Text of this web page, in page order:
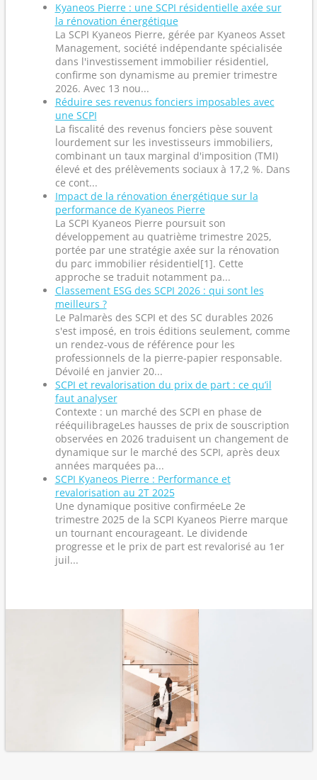
Kyaneos Pierre : une SCPI résidentielle axée sur
la rénovation énergétique
La SCPI Kyaneos Pierre, gérée par Kyaneos Asset
Management, société indépendante spécialisée
dans l'investissement immobilier résidentiel,
confirme son dynamisme au premier trimestre
2026. Avec 13 nou...
Réduire ses revenus fonciers imposables avec
une SCPI
La fiscalité des revenus fonciers pèse souvent
lourdement sur les investisseurs immobiliers,
combinant un taux marginal d'imposition (TMI)
élevé et des prélèvements sociaux à 17,2 %. Dans
ce cont...
Impact de la rénovation énergétique sur la
performance de Kyaneos Pierre
La SCPI Kyaneos Pierre poursuit son
développement au quatrième trimestre 2025,
portée par une stratégie axée sur la rénovation
du parc immobilier résidentiel[1]. Cette
approche se traduit notamment pa...
Classement ESG des SCPI 2026 : qui sont les
meilleurs ?
Le Palmarès des SCPI et des SC durables 2026
s'est imposé, en trois éditions seulement, comme
un rendez-vous de référence pour les
professionnels de la pierre-papier responsable.
Dévoilé en janvier 20...
SCPI et revalorisation du prix de part : ce qu’il
faut analyser
Contexte : un marché des SCPI en phase de
rééquilibrageLes hausses de prix de souscription
observées en 2026 traduisent un changement de
dynamique sur le marché des SCPI, après deux
années marquées pa...
SCPI Kyaneos Pierre : Performance et
revalorisation au 2T 2025
Une dynamique positive confirméeLe 2e
trimestre 2025 de la SCPI Kyaneos Pierre marque
un tournant encourageant. Le dividende
progresse et le prix de part est revalorisé au 1er
juil...